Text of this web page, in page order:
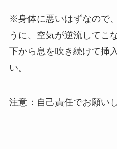
※身体に悪いはずなので
うに、空気が逆流してこ
下から息を吹き続けて挿
い。
注意：自己責任でお願い